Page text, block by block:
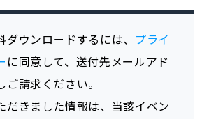
ウンロードするには、 プライ
に同意して、送付先メールアド
請求ください。
だきました情報は、当該イベン